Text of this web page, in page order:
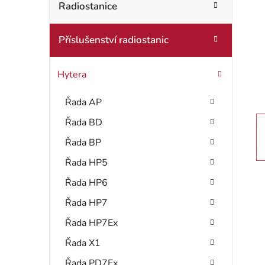
r
a
n
r
e
Radiostanice
Příslušenství radiostanic
Hytera
Řada AP
Řada BD
Řada BP
Řada HP5
Řada HP6
Řada HP7
Řada HP7Ex
Řada X1